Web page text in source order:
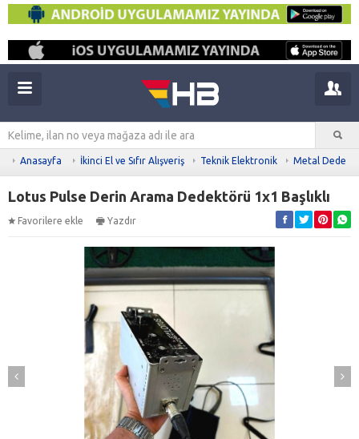
Anasayfa İkinci El ve Sıfır Alışveriş Teknik Elektronik Metal
Lotus Pulse Derin Arama Dedektörü 1x1 Başlıklı
Favorilere ekle Yazdır